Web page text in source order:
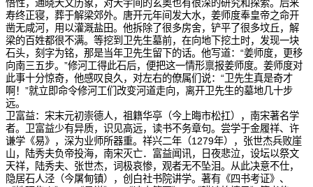
悟性，通晓天文历象，对天宇间的玄奥也有很深的研究和探索。后来
寿终正寝，葬于解梁郊外。唐开元年间发大水，姜师度奉皇帝之命开
凿无咸河，用以灌溉盐田。他拆除了很多房舍，铲平了很多坟丘，解
梁的百姓都很不满。等挖到卫先生墓前，在向地下挖土时，发现一块
石头，刻字为铭，那是当年卫先生留下的话。他写道：“姜师度，更移
向南三五步。”修河工得此石后，便把这一情形禀报姜师度。姜师度对
此事十分惊奇，他感叹良久，对左右的僚属们说：“卫先生真是奇才
啊！”就立即命令修河工们改变河道走向，离开卫先生的墓地几十步
远。
卫富益：宋末元初崇德人，祖籍华亭（今上晦市松扛），南宋著名学
者。卫富益少有异质，识见高远，读书不务章句。尝学于金履祥、许
谦学《易》，深为业师所器重。祥兴二年（1279年），张世杰兵败崖
山，陆秀夫负帝投海，南宋灭亡．富益闻讯，日夜悲泣，设坛以祭文
天祥，陆秀夫、张世杰，词极哀惨，观者无不坠泪。从此决意不仕，
隐居石人泾（今屠甸镇），创白社书院讲学。著有《四书考证》、